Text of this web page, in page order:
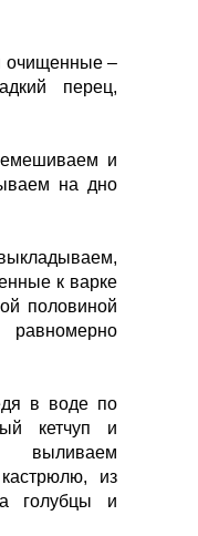
очищенные –
перец,
и
на дно
к варке
половиной
в воде по
кетчуп и
выливаем
из
голубцы и